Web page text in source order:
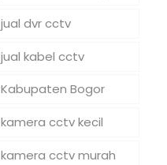
jual dvr cctv
jual kabel cctv
Kabupaten Bogor
kamera cctv kecil
kamera cctv murah